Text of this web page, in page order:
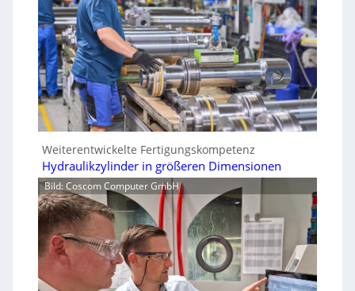
Weiterentwickelte Fertigungskompetenz
Hydraulikzylinder in größeren Dimensionen
Bild: Coscom Computer GmbH